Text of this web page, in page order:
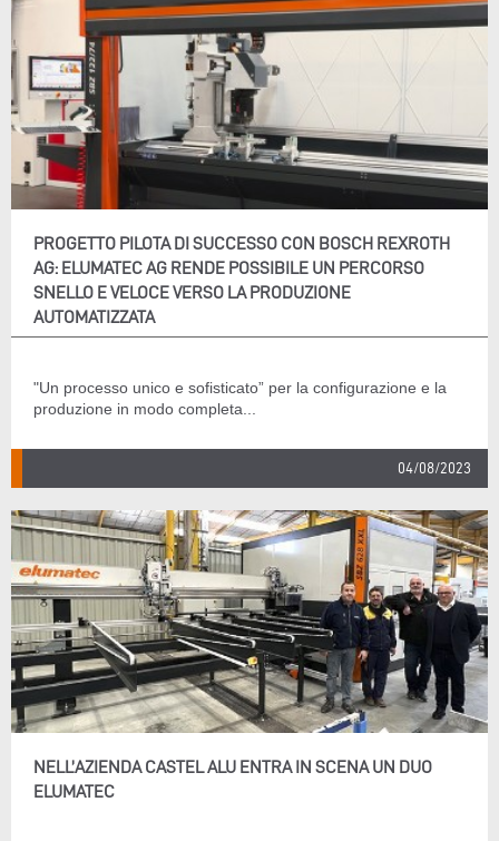
PROGETTO PILOTA DI SUCCESSO CON BOSCH REXROTH
AG: ELUMATEC AG RENDE POSSIBILE UN PERCORSO
SNELLO E VELOCE VERSO LA PRODUZIONE
AUTOMATIZZATA
"Un processo unico e sofisticato” per la configurazione e la
produzione in modo completa...
04/08/2023
NELL’AZIENDA CASTEL ALU ENTRA IN SCENA UN DUO
ELUMATEC